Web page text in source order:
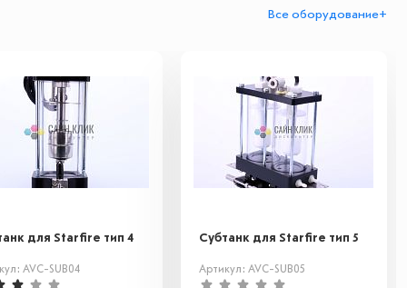
Все оборудование+
для Starfire тип 4
AVC-SUB04
Субтанк для Starfire тип 5
Артикул: AVC-SUB05